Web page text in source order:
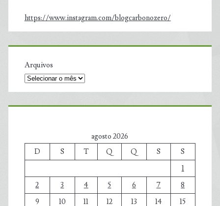
https://www.instagram.com/blogcarbonozero/
Arquivos
agosto 2026
D
S T Q Q S
S
1
2
3 4 5 6 7
8
9
10 11 12 13 14
15